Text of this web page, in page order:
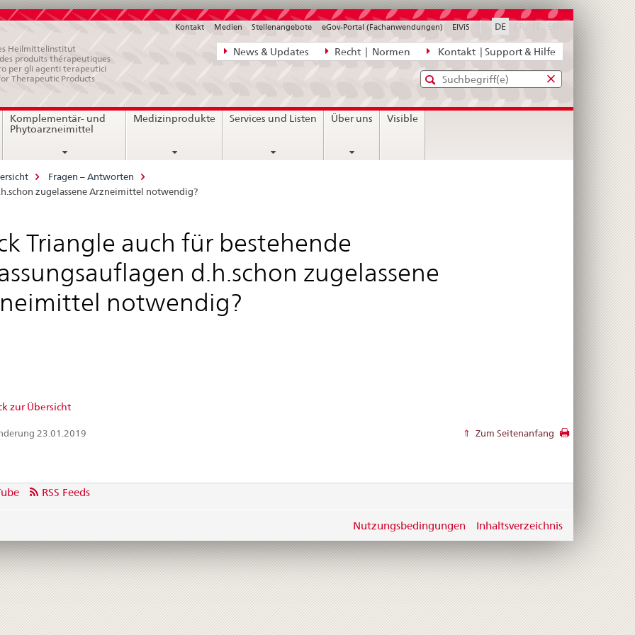
Direktnavigation
News,
Kontakt
News & Updates Recht | Normen Kontakt | Support & Hilfe
DE FRdisabled
disabled
EN disabled
Kontakt Medien Stellenangebote eGov-Portal (Fachanwendungen) ElViS
Heilmittelinstitut
produits thérapeutiques
per gli agenti terapeutici
Therapeutic Products
Standard-
Suche
Eingabefenster
diefür
Komplementär- und
Phytoarzneimittel
Medizinprodukte Services und Listen Über uns Visible
Fragen – Antworten
zugelassene Arzneimittel notwendig?
Triangle auch für bestehende
d.h.schon zugelassene
notwendig?
zur Übersicht
23.01.2019 Zum Seitenanfang
RSS Feeds
Nutzungsbedingungen Inhaltsverzeichnis